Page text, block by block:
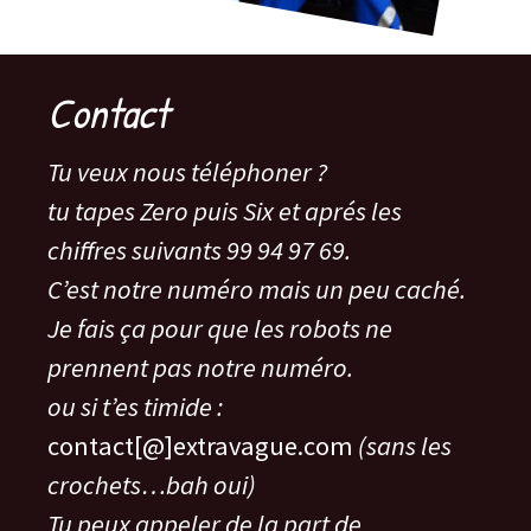
Contact
Tu veux nous téléphoner ?
tu tapes Zero puis Six et aprés les
chiffres suivants 99 94 97 69.
C’est notre numéro mais un peu caché.
Je fais ça pour que les robots ne
prennent pas notre numéro.
ou si t’es timide :
contact[@]extravague.com (sans les
crochets…bah oui)
Tu peux appeler de la part de